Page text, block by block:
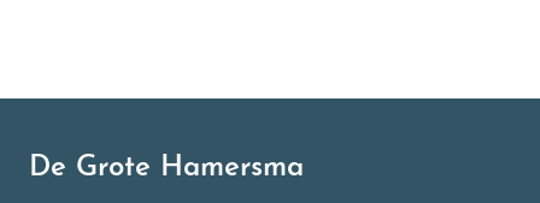
De Grote Hamersma